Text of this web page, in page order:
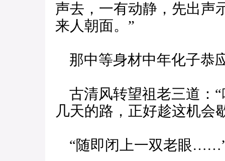
声去，一有动静，先出声
来人朝面。”
那中等身材中年化子恭
古清风转望祖老三道：
几天的路，正好趁这机会
“随即闭上一双老眼